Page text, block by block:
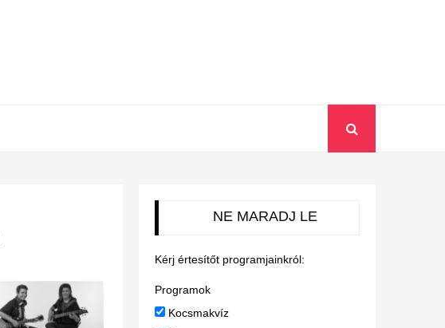
NE MARADJ LE
Kérj értesítőt programjainkról:
Programok
Kocsmakvíz